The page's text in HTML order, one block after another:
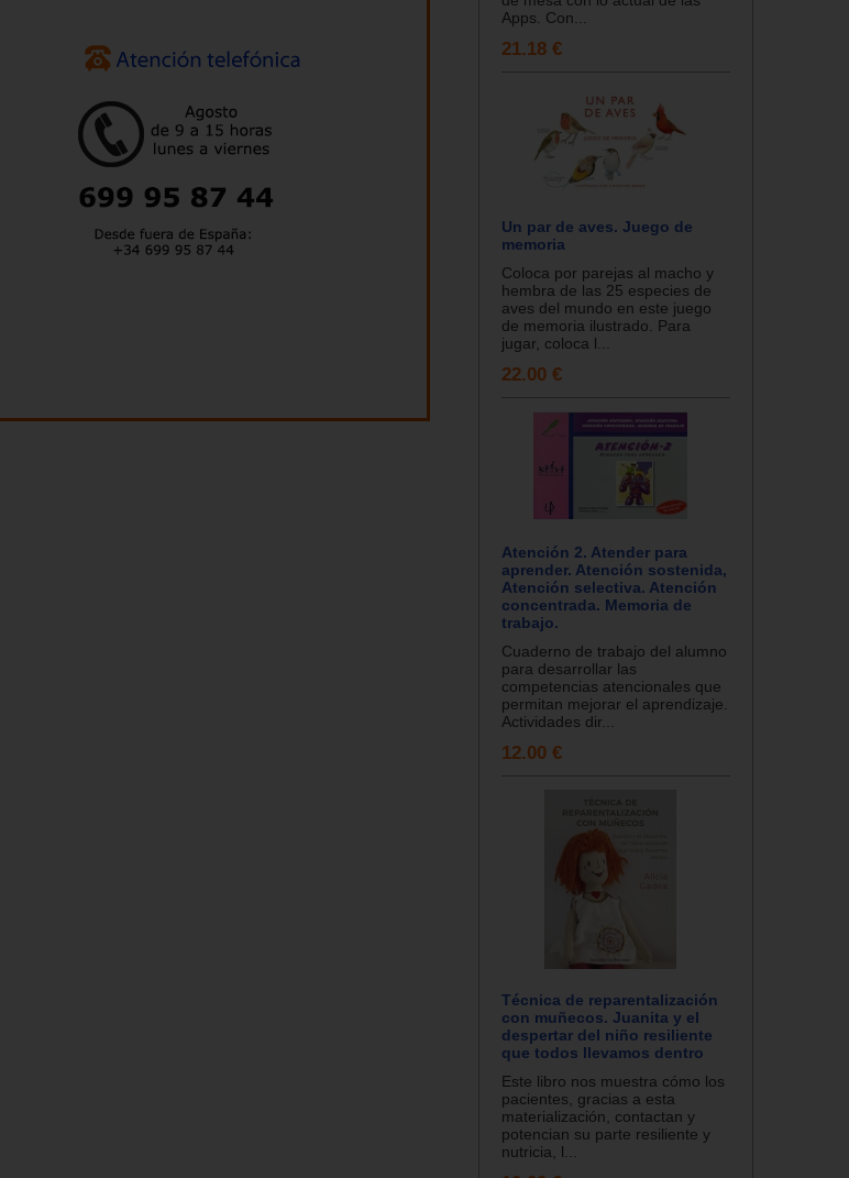
Apps. Con...
21.18 €
Un par de aves. Juego de
memoria
Coloca por parejas al macho y
hembra de las 25 especies de
aves del mundo en este juego
de memoria ilustrado. Para
jugar, coloca l...
22.00 €
Atención 2. Atender para
aprender. Atención sostenida,
Atención selectiva. Atención
concentrada. Memoria de
trabajo.
Cuaderno de trabajo del alumno
para desarrollar las
competencias atencionales que
permitan mejorar el aprendizaje.
Actividades dir...
12.00 €
Técnica de reparentalización
con muñecos. Juanita y el
despertar del niño resiliente
que todos llevamos dentro
Este libro nos muestra cómo los
pacientes, gracias a esta
materialización, contactan y
potencian su parte resiliente y
nutricia, l...